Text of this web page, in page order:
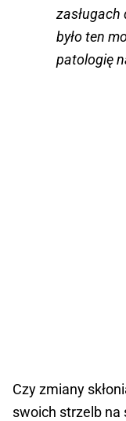
zasługach
było ten
patologię
Czy zmiany
swoich strzelb na